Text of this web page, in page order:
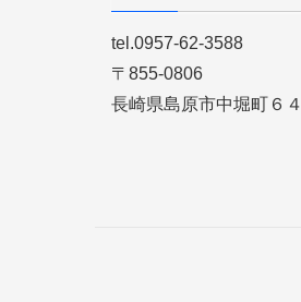
tel.0957-62-3588
〒855-0806
長崎県島原市中堀町６４